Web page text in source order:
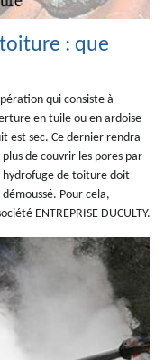
: que
qui consiste à
en tuile ou en ardoise
est sec. Ce dernier rendra
de couvrir les pores par
hydrofuge de toiture doit
Pour cela,
ENTREPRISE DUCULTY.